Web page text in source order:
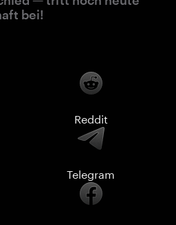
bei!
Reddit
Telegram